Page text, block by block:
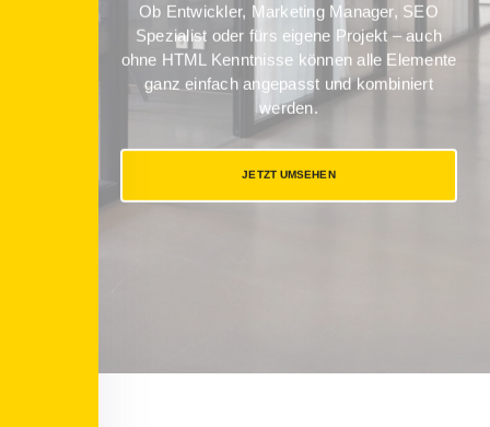
Ob Entwickler, Marketing Manager, SEO
Spezialist oder fürs eigene Projekt – auch
ohne HTML Kenntnisse können alle Elemente
ganz einfach angepasst und kombiniert
werden.
JETZT UMSEHEN